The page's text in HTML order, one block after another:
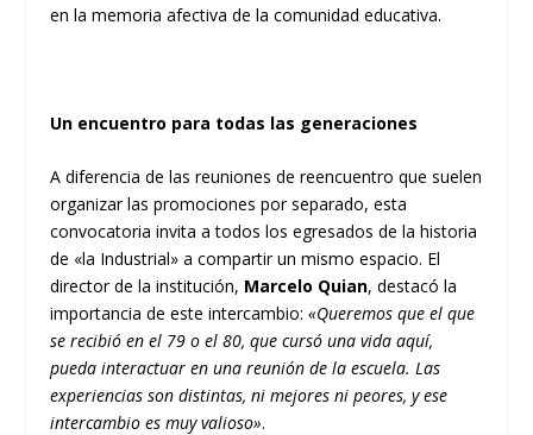
en la memoria afectiva de la comunidad educativa.
Un encuentro para todas las generaciones
A diferencia de las reuniones de reencuentro que suelen
organizar las promociones por separado, esta
convocatoria invita a todos los egresados de la historia
de «la Industrial» a compartir un mismo espacio. El
director de la institución, Marcelo Quian, destacó la
importancia de este intercambio:«Queremos que el que
se recibió en el 79 o el 80, que cursó una vida aquí,
pueda interactuar en una reunión de la escuela. Las
experiencias son distintas, ni mejores ni peores, y ese
intercambio es muy valioso».